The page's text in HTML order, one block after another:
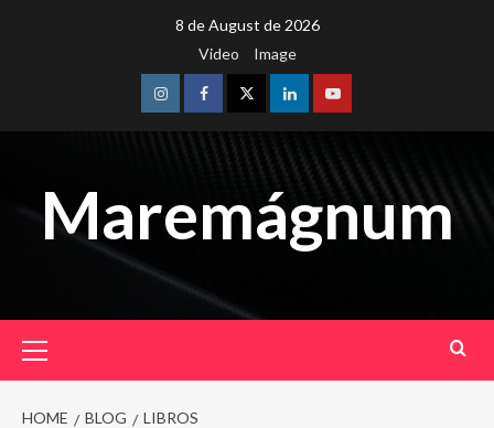
8 de August de 2026
Video
Image
InstagramFacebookTwitterLinkedinYoutube
Maremágnum
Menu
HOME BLOG LIBROS